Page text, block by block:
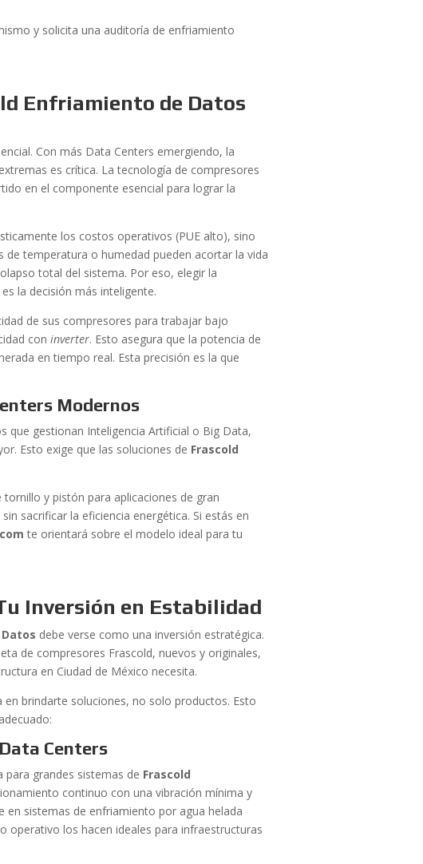
y solicita una auditoría de enfriamiento
Enfriamiento de Datos
Con más Data Centers emergiendo, la
es crítica. La tecnología de compresores
en el componente esencial para lograr la
los costos operativos (PUE alto), sino
temperatura o humedad pueden acortar la vida
total del sistema. Por eso, elegir la
es la decisión más inteligente.
de sus compresores para trabajar bajo
coninverter. Esto asegura que la potencia de
en tiempo real. Esta precisión es la que
Modernos
que gestionan Inteligencia Artificial o Big Data,
Esto exige que las soluciones de Frascold
y pistón para aplicaciones de gran
sacrificar la eficiencia energética. Si estás en
te orientará sobre el modelo ideal para tu
Inversión en Estabilidad
debe verse como una inversión estratégica.
de compresores Frascold, nuevos y originales,
en Ciudad de México necesita.
en brindarte soluciones, no solo productos. Esto
Centers
grandes sistemas de Frascold
continuo con una vibración mínima y
en sistemas de enfriamiento por agua helada
operativo los hacen ideales para infraestructuras